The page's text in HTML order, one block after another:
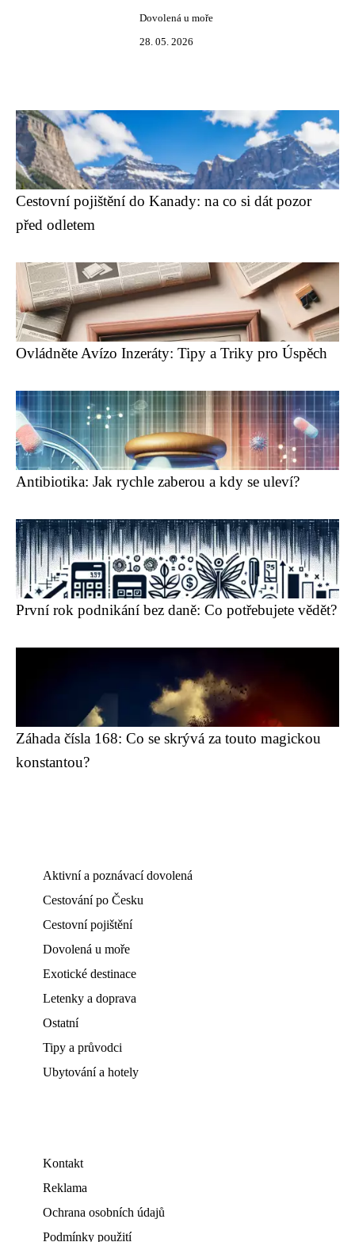
Dovolená u moře
28. 05. 2026
Cestovní pojištění do Kanady: na co si dát pozor
před odletem
Ovládněte Avízo Inzeráty: Tipy a Triky pro Úspěch
Antibiotika: Jak rychle zaberou a kdy se uleví?
První rok podnikání bez daně: Co potřebujete vědět?
Záhada čísla 168: Co se skrývá za touto magickou
konstantou?
Aktivní a poznávací dovolená
Cestování po Česku
Cestovní pojištění
Dovolená u moře
Exotické destinace
Letenky a doprava
Ostatní
Tipy a průvodci
Ubytování a hotely
Kontakt
Reklama
Ochrana osobních údajů
Podmínky použití